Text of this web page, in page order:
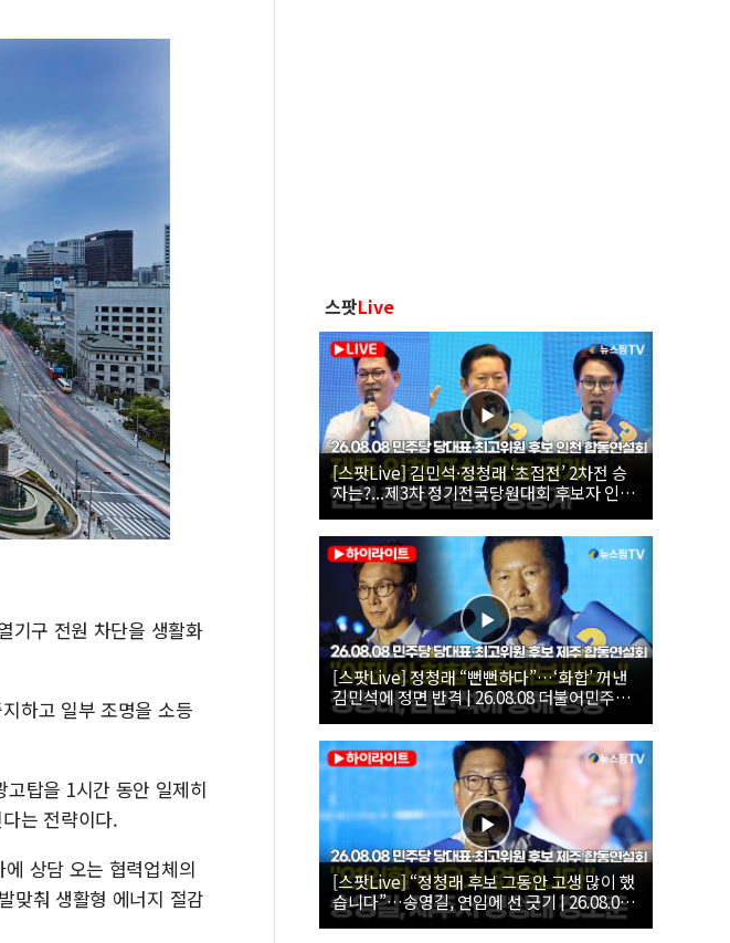
기구 전원 차단을 생활화
하고 일부 조명을 소등
탑을 1시간 동안 일제히
는 전략이다.
상담 오는 협력업체의
맞춰 생활형 에너지 절감
스팟Live
[스팟Live] 김민석·정청래 ‘초접전’ 2차전 승
자는?...제3차 정기전국당원대회 후보자 인천
합동연설회 생중계 | 26.08.08
[스팟Live] 정청래 “뻔뻔하다”…‘화합’ 꺼낸
김민석에 정면 반격 | 26.08.08 더불어민주당
당대표·최고위원 후보 제주 합동연설회
[스팟Live] “정청래 후보 그동안 고생 많이 했
습니다”…송영길, 연임에 선 긋기 | 26.08.08
더불어민주당 당대표·최고위원 후보 제주 합